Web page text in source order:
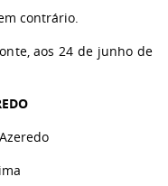
contrário.
aos 24 de junho de